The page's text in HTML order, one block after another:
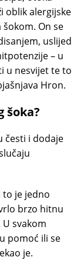
oblik alergijske
On se
uslijed
– u
u nesvijet te to
Hron.
šoka?
česti i dodaje
to je jedno
brzo hitnu
svakom
pomoć ili se
je.